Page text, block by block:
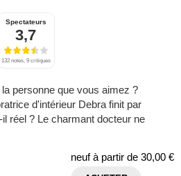
Spectateurs
3,7
132 notes, 9 critiques
personne que vous aimez ?
d'intérieur Debra finit par
réel ? Le charmant docteur ne
neuf à partir de 30,00 €